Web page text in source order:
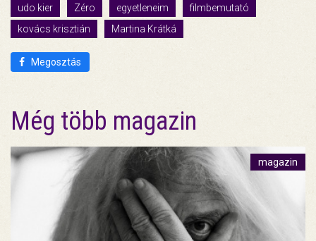
udo kier
Zéro egyetleneim
filmbemutató
kovács krisztián
Martina Krátká
Megosztás
Még több magazin
magazin